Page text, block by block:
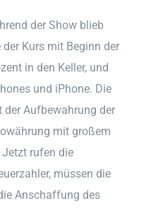
der Show blieb
Kurs mit Beginn der
in den Keller, und
und iPhone. Die
der Aufbewahrung der
mit großem
rufen die
müssen die
Anschaffung des